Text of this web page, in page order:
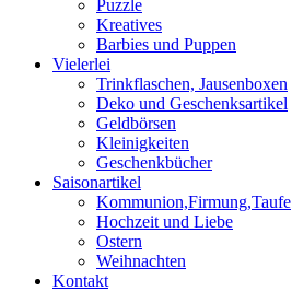
Puzzle
Kreatives
Barbies und Puppen
Vielerlei
Trinkflaschen, Jausenboxen
Deko und Geschenksartikel
Geldbörsen
Kleinigkeiten
Geschenkbücher
Saisonartikel
Kommunion,Firmung,Taufe
Hochzeit und Liebe
Ostern
Weihnachten
Kontakt